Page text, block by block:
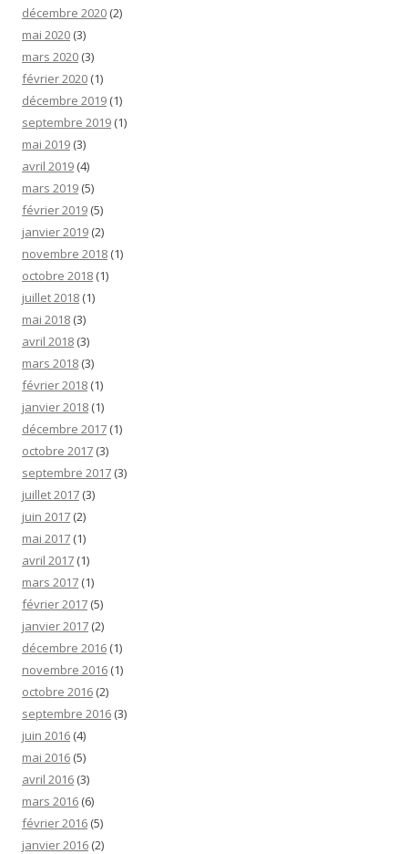
décembre 2020 (2)
mai 2020 (3)
mars 2020 (3)
février 2020 (1)
décembre 2019 (1)
septembre 2019 (1)
mai 2019 (3)
avril 2019 (4)
mars 2019 (5)
février 2019 (5)
janvier 2019 (2)
novembre 2018 (1)
octobre 2018 (1)
juillet 2018 (1)
mai 2018 (3)
avril 2018 (3)
mars 2018 (3)
février 2018 (1)
janvier 2018 (1)
décembre 2017 (1)
octobre 2017 (3)
septembre 2017 (3)
juillet 2017 (3)
juin 2017 (2)
mai 2017 (1)
avril 2017 (1)
mars 2017 (1)
février 2017 (5)
janvier 2017 (2)
décembre 2016 (1)
novembre 2016 (1)
octobre 2016 (2)
septembre 2016 (3)
juin 2016 (4)
mai 2016 (5)
avril 2016 (3)
mars 2016 (6)
février 2016 (5)
janvier 2016 (2)